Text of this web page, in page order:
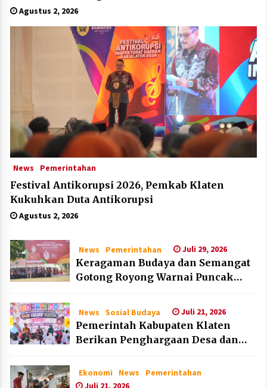
Agustus 2, 2026
News Pemerintahan
Festival Antikorupsi 2026, Pemkab Klaten
Kukuhkan Duta Antikorupsi
Agustus 2, 2026
News Pemerintahan Juli 29, 2026
Keragaman Budaya dan Semangat
Gotong Royong Warnai Puncak
News Sosial Budaya Juli 21, 2026
Pemerintah Kabupaten Klaten
Berikan Penghargaan Desa dan
2026
Ekonomi News
Pemerintahan
Juli 21, 2026